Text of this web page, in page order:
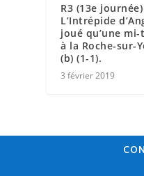
R3 (13e
L’Intrépide
joué qu’une
à la Roche-sur-
(b) (1-1).
3 février 2019